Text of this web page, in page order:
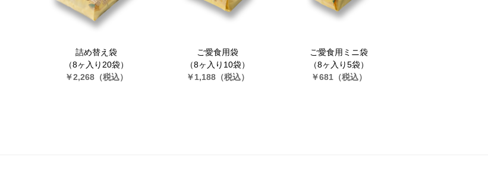
詰め替え袋
（8ヶ入り20袋）
￥2,268 （税込）
ご愛食用袋
（8ヶ入り10袋）
￥1,188 （税込）
ご愛食用ミニ袋
（8ヶ入り5袋）
￥681 （税込）